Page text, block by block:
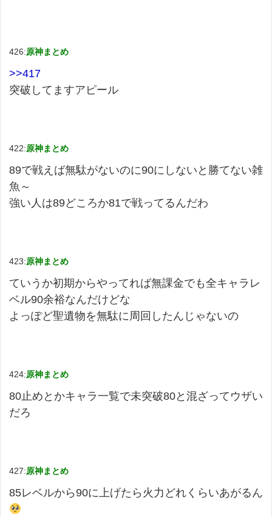
426:原神まとめ
>>417
突破してますアピール
422:原神まとめ
89で戦えば無駄がないのに90にしないと勝てない雑
魚～
強い人は89どころか81で戦ってるんだわ
423:原神まとめ
ていうか初期からやってれば無課金でも全キャラレ
ベル90余裕なんだけどな
よっぽど聖遺物を無駄に周回したんじゃないの
424:原神まとめ
80止めとかキャラ一覧で未突破80と混ざってウザい
だろ
427:原神まとめ
85レベルから90に上げたら火力どれくらいあがるん